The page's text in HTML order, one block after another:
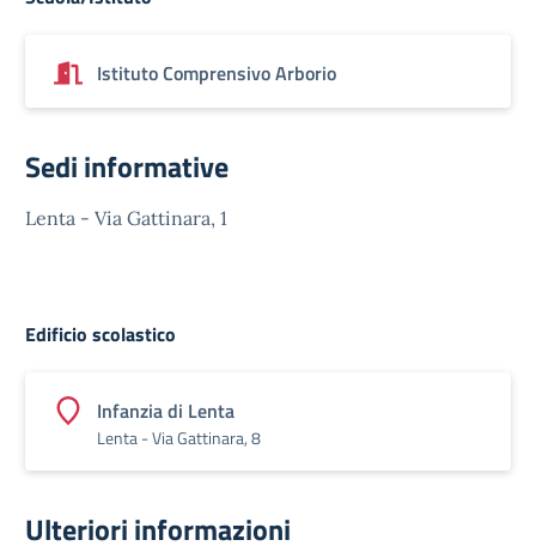
Istituto Comprensivo Arborio
Sedi informative
Lenta - Via Gattinara, 1
Edificio scolastico
Infanzia di Lenta
Lenta - Via Gattinara, 8
Ulteriori informazioni